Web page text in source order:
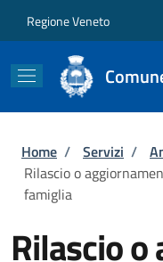
Regione Veneto
Briciole di
Home / Servizi /
Rilascio o
famiglia
Rilascio